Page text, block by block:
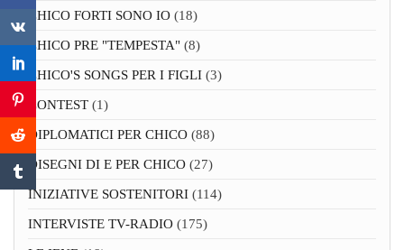
CHICO FORTI SONO IO (18)
CHICO PRE "TEMPESTA" (8)
CHICO'S SONGS PER I FIGLI (3)
CONTEST (1)
DIPLOMATICI PER CHICO (88)
DISEGNI DI E PER CHICO (27)
INIZIATIVE SOSTENITORI (114)
INTERVISTE TV-RADIO (175)